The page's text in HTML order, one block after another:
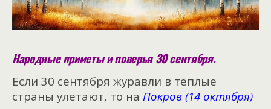
Народные приметы и поверья 30 сентября.
Если 30 сентября журавли в тёплые
страны улетают, то на Покров (14 октября)